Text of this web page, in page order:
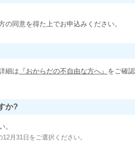
同意を得た上でお申込みください。
細は 『おからだの不自由な方へ』 をご確
か?
。
月31日をご選択ください。